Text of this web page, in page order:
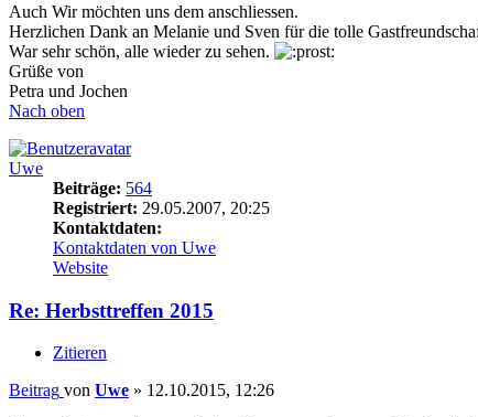
Auch Wir möchten uns dem anschliessen.
Herzlichen Dank an Melanie und Sven für die tolle
War sehr schön, alle wieder zu sehen.
Grüße von
Petra und Jochen
Nach oben
Uwe
Beiträge: 564
Registriert: 29.05.2007, 20:25
Kontaktdaten:
Kontaktdaten von Uwe
Website
Re: Herbsttreffen 2015
Zitieren
Beitrag von Uwe » 12.10.2015, 12:26